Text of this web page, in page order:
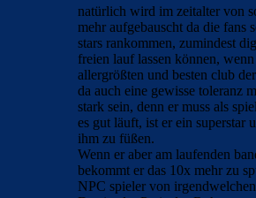
natürlich wird im zeitalter von
mehr aufgebauscht da die fans
stars rankommen, zumindest
freien lauf lassen können,
allergrößten und besten club
da auch eine gewisse toleranz
stark sein, denn er muss als
es gut läuft, ist er ein superstar
ihm zu füßen.
Wenn er aber am laufenden
bekommt er das 10x mehr zu
NPC spieler von